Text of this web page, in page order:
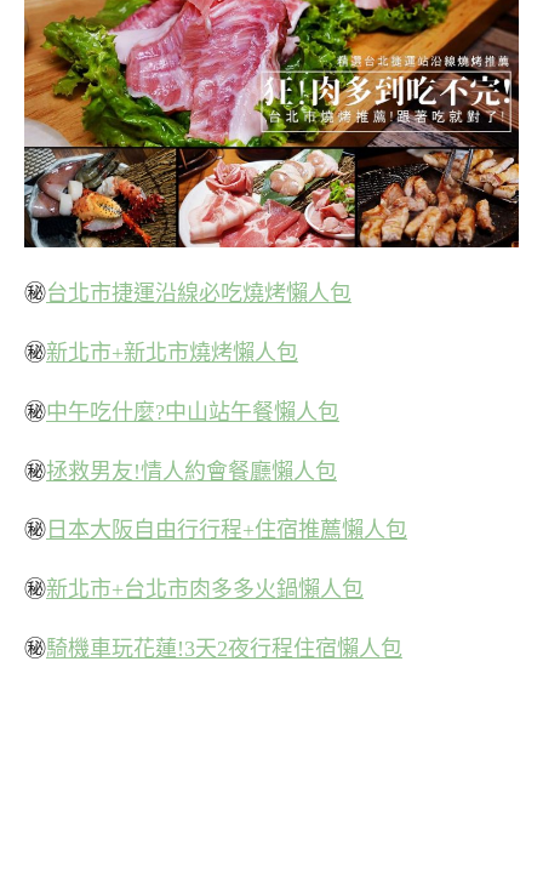
㊙台北市捷運沿線必吃燒烤懶人包
㊙新北市+新北市燒烤懶人包
㊙中午吃什麼?中山站午餐懶人包
㊙拯救男友!情人約會餐廳懶人包
㊙ 日本大阪自由行行程+住宿推薦懶人包
㊙新北市+台北市肉多多火鍋懶人包
㊙騎機車玩花蓮!3天2夜行程住宿懶人包